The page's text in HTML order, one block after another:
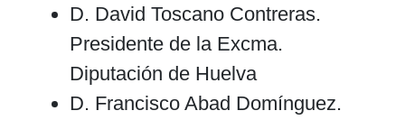
D. David Toscano Contreras.
Presidente de la Excma.
Diputación de Huelva
D. Francisco Abad Domínguez.